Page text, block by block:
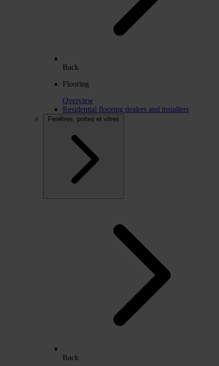
Back
Flooring
Overview
Residential flooring dealers and installers
Fenêtres, portes et vitres
Back